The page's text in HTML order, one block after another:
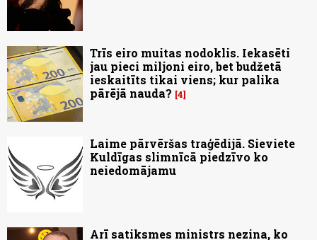
Trīs eiro muitas nodoklis. Iekasēti
jau pieci miljoni eiro, bet budžetā
ieskaitīts tikai viens; kur palika
pārējā nauda? 4
Laime pārvēršas traģēdijā. Sieviete
Kuldīgas slimnīcā piedzīvo ko
neiedomājamu
Arī satiksmes ministrs nezina, ko